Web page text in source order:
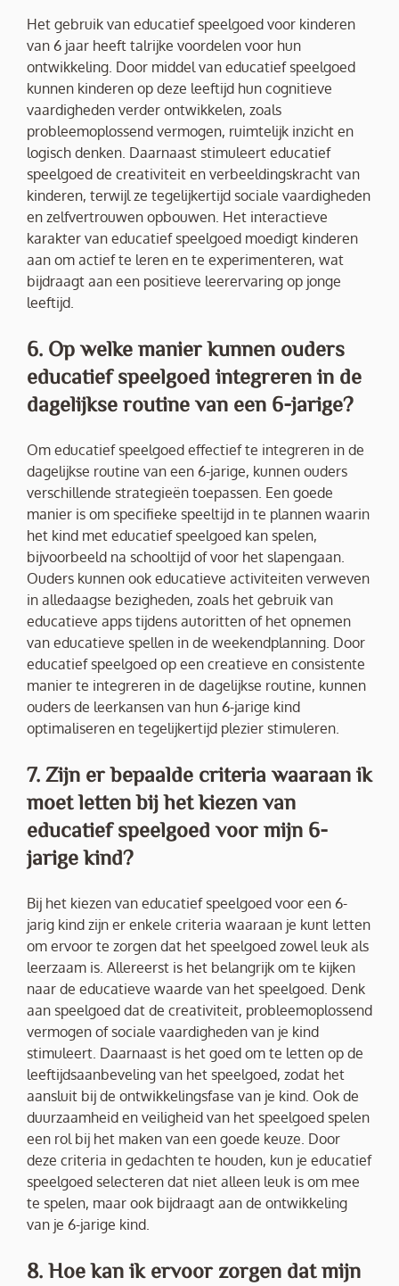
Het gebruik van educatief speelgoed voor kinderen
van 6 jaar heeft talrijke voordelen voor hun
ontwikkeling. Door middel van educatief speelgoed
kunnen kinderen op deze leeftijd hun cognitieve
vaardigheden verder ontwikkelen, zoals
probleemoplossend vermogen, ruimtelijk inzicht en
logisch denken. Daarnaast stimuleert educatief
speelgoed de creativiteit en verbeeldingskracht van
kinderen, terwijl ze tegelijkertijd sociale vaardigheden
en zelfvertrouwen opbouwen. Het interactieve
karakter van educatief speelgoed moedigt kinderen
aan om actief te leren en te experimenteren, wat
bijdraagt aan een positieve leerervaring op jonge
leeftijd.
6. Op welke manier kunnen ouders
educatief speelgoed integreren in de
dagelijkse routine van een 6-jarige?
Om educatief speelgoed effectief te integreren in de
dagelijkse routine van een 6-jarige, kunnen ouders
verschillende strategieën toepassen. Een goede
manier is om specifieke speeltijd in te plannen waarin
het kind met educatief speelgoed kan spelen,
bijvoorbeeld na schooltijd of voor het slapengaan.
Ouders kunnen ook educatieve activiteiten verweven
in alledaagse bezigheden, zoals het gebruik van
educatieve apps tijdens autoritten of het opnemen
van educatieve spellen in de weekendplanning. Door
educatief speelgoed op een creatieve en consistente
manier te integreren in de dagelijkse routine, kunnen
ouders de leerkansen van hun 6-jarige kind
optimaliseren en tegelijkertijd plezier stimuleren.
7. Zijn er bepaalde criteria waaraan ik
moet letten bij het kiezen van
educatief speelgoed voor mijn 6-
jarige kind?
Bij het kiezen van educatief speelgoed voor een 6-
jarig kind zijn er enkele criteria waaraan je kunt letten
om ervoor te zorgen dat het speelgoed zowel leuk als
leerzaam is. Allereerst is het belangrijk om te kijken
naar de educatieve waarde van het speelgoed. Denk
aan speelgoed dat de creativiteit, probleemoplossend
vermogen of sociale vaardigheden van je kind
stimuleert. Daarnaast is het goed om te letten op de
leeftijdsaanbeveling van het speelgoed, zodat het
aansluit bij de ontwikkelingsfase van je kind. Ook de
duurzaamheid en veiligheid van het speelgoed spelen
een rol bij het maken van een goede keuze. Door
deze criteria in gedachten te houden, kun je educatief
speelgoed selecteren dat niet alleen leuk is om mee
te spelen, maar ook bijdraagt aan de ontwikkeling
van je 6-jarige kind.
8. Hoe kan ik ervoor zorgen dat mijn